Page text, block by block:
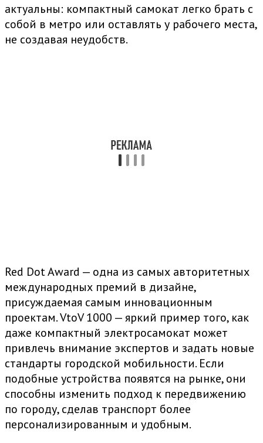
актуальны: компактный самокат легко брать с
собой в метро или оставлять у рабочего места,
не создавая неудобств.
Red Dot Award — одна из самых авторитетных
международных премий в дизайне,
присуждаемая самым инновационным
проектам. VtoV 1000 — яркий пример того, как
даже компактный электросамокат может
привлечь внимание экспертов и задать новые
стандарты городской мобильности. Если
подобные устройства появятся на рынке, они
способны изменить подход к передвижению
по городу, сделав транспорт более
персонализированным и удобным.